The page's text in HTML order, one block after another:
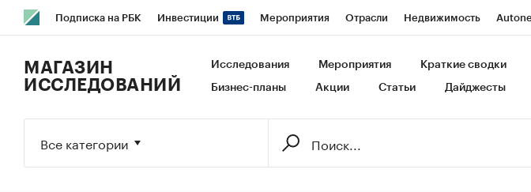
Подписка на РБК Инвестиции Мероприятия Отрасли Недвижимость
Исследования Кредитные рейтинги Франшизы Газета Спецпроекты СПб
МАГАЗИН
ИССЛЕДОВАНИЙ
Исследования Мероприятия Краткие сводки
Бизнес-планы Акции Статьи Дайджесты
Все категории